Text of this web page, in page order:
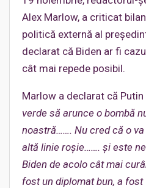
Alex Marlow, a criticat
politică externă al
declarat că Biden ar fi
cât mai repede posibil.
Marlow a declarat că Putin
verde să arunce o bombă
noastră……. Nu cred că o
altă linie roșie……. și este
Biden de acolo cât mai
fost un diplomat bun, a